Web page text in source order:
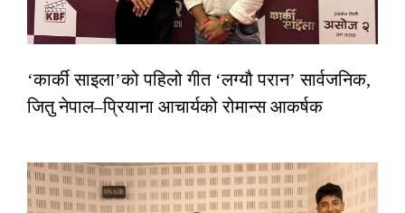
‘कार्की साइला’को पहिलो गीत ‘लग्यौ परान’ सार्वजनिक,
जितु नेपाल–प्रियाना आचार्यको रोमान्स आकर्षक